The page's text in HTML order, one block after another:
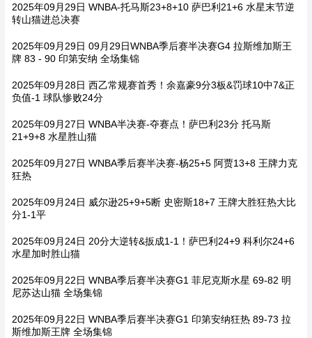
2025年09月29日 WNBA-托马斯23+8+10 萨巴利21+6 水星末节逆
转山猫进总决赛
2025年09月29日 09月29日WNBA季后赛半决赛G4 拉斯维加斯王
牌 83 - 90 印第安纳 全场集锦
2025年09月28日 西乙常规赛首秀！余嘉豪9分3板&罚球10中7&正
负值-1 球队惨败24分
2025年09月27日 WNBA半决赛-夺赛点！萨巴利23分 托马斯
21+9+8 水星胜山猫
2025年09月27日 WNBA季后赛半决赛-杨25+5 阿贾13+8 王牌力克
狂热
2025年09月24日 威尔逊25+9+5断 史密斯18+7 王牌大胜狂热大比
分1-1平
2025年09月24日 20分大逆转&扳成1-1！萨巴利24+9 科利尔24+6
水星加时胜山猫
2025年09月22日 WNBA季后赛半决赛G1 菲尼克斯水星 69-82 明
尼苏达山猫 全场集锦
2025年09月22日 WNBA季后赛半决赛G1 印第安纳狂热 89-73 拉
斯维加斯王牌 全场集锦